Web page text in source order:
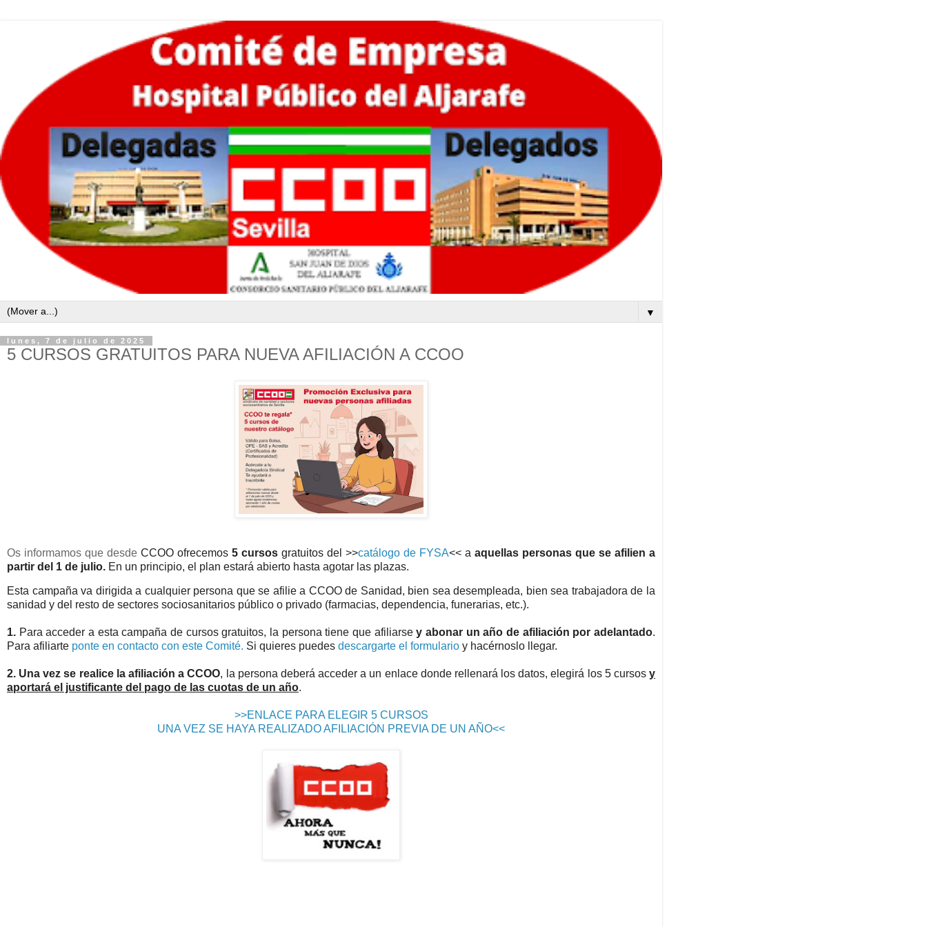
▼
lunes, 7 de julio de 2025
5 CURSOS GRATUITOS PARA NUEVA AFILIACIÓN A CCOO
Os informamos que desde CCOO ofrecemos 5 cursos gratuitos del >>catálogo de FYSA<< a aquellas personas que se afilien a
partir del 1 de julio. En un principio, el plan estará abierto hasta agotar las plazas.
Esta campaña va dirigida a cualquier persona que se afilie a CCOO de Sanidad, bien sea desempleada, bien sea trabajadora de la
sanidad y del resto de sectores sociosanitarios público o privado (farmacias, dependencia, funerarias, etc.).
1. Para acceder a esta campaña de cursos gratuitos, la persona tiene que afiliarsey abonar un año de afiliación por adelantado.
Para afiliarte ponte en contacto con este Comité. Si quieres puedes descargarte el formulario y hacérnoslo llegar.
2. Una vez se realice la afiliación a CCOO, la persona deberá acceder a un enlace donde rellenará los datos, elegirá los 5 cursosy
aportará el justificante del pago de las cuotas de un año.
>>ENLACE PARA ELEGIR 5 CURSOS
UNA VEZ SE HAYA REALIZADO AFILIACIÓN PREVIA DE UN AÑO<<